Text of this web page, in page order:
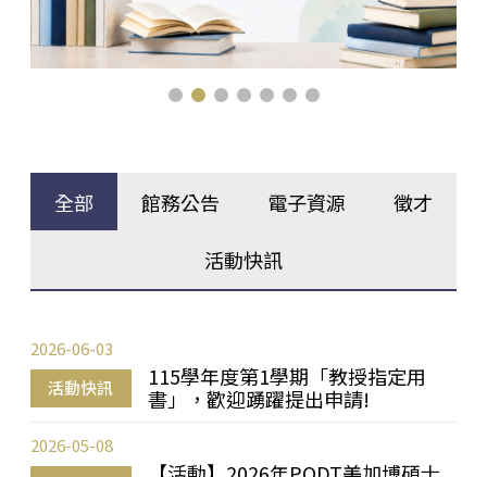
全部 館務公告 電子資源 徵才
活動快訊
活動快訊
115學年度第1學期「教授指定用
書」，歡迎踴躍提出申請!
2026-06-03
2026-05-08